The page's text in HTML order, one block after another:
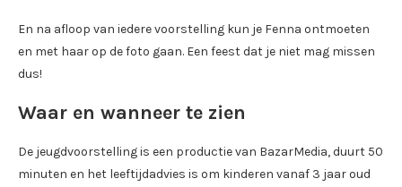
En na afloop van iedere voorstelling kun je Fenna ontmoeten
en met haar op de foto gaan. Een feest dat je niet mag missen
dus!
Waar en wanneer te zien
De jeugdvoorstelling is een productie van BazarMedia, duurt 50
minuten en het leeftijdadvies is om kinderen vanaf 3 jaar oud